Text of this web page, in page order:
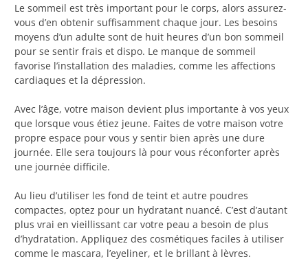
Le sommeil est très important pour le corps, alors assurez-
vous d’en obtenir suffisamment chaque jour. Les besoins
moyens d’un adulte sont de huit heures d’un bon sommeil
pour se sentir frais et dispo. Le manque de sommeil
favorise l’installation des maladies, comme les affections
cardiaques et la dépression.
Avec l’âge, votre maison devient plus importante à vos yeux
que lorsque vous étiez jeune. Faites de votre maison votre
propre espace pour vous y sentir bien après une dure
journée. Elle sera toujours là pour vous réconforter après
une journée difficile.
Au lieu d’utiliser les fond de teint et autre poudres
compactes, optez pour un hydratant nuancé. C’est d’autant
plus vrai en vieillissant car votre peau a besoin de plus
d’hydratation. Appliquez des cosmétiques faciles à utiliser
comme le mascara, l’eyeliner, et le brillant à lèvres.